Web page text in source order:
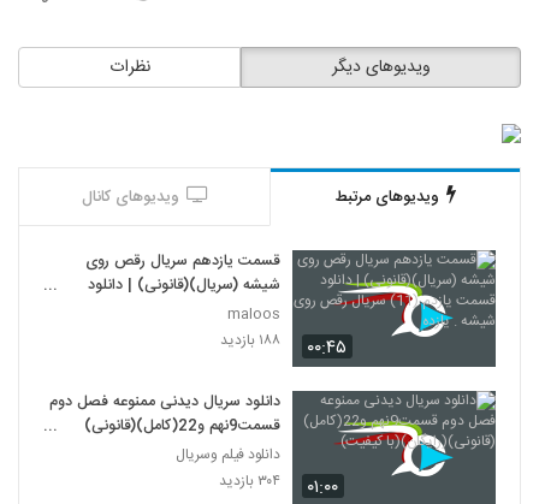
نظرات ویدیوهای دیگر
ویدیوهای مرتبط ویدیوهای کانال
۰۰:۴۵
قسمت یازدهم سریال رقص روی
شیشه (سریال)(قانونی) | دانلود
شیشه . یازده
maloos
۱۸۸ بازدید
۰۱:۰۰
دانلود سریال دیدنی ممنوعه فصل دوم
قسمت9نهم و22(کامل)(قانونی)
(رایگان)(با کیفیت)
دانلود فیلم وسریال
۳۰۴ بازدید